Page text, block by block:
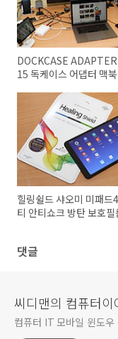
DOCKCASE
15 독케이스 어댑터 맥
힐링쉴드 샤오미 미패드
티 안티쇼크 방탄 보호필
댓글
씨디맨의 컴퓨터이
컴퓨터 IT 모바일 윈도